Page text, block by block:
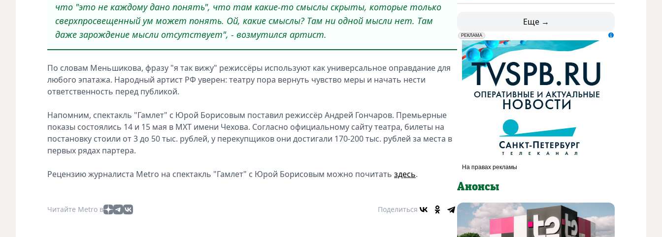
что "это не каждому дано понять", что там какие-то смыслы скрыты, которые только
сверхпросвещенный ум может понять. Ой, какие смыслы? Там ни одной мысли нет. Там
даже зарождение мысли отсутствует", - возмутился артист.
По словам Меньшикова, фразу "я так вижу" режиссёры используют как универсальное оправдание для
любого эпатажа. Народный артист РФ уверен: театру пора вернуть чувство меры и начать нести
ответственность перед публикой.
Напомним, спектакль "Гамлет" с Юрой Борисовым поставил режиссёр Андрей Гончаров. Премьерные
показы состоялись 14 и 15 мая в МХТ имени Чехова. Согласно официальному сайту театра, билеты на
постановку стоили от 3 до 50 тыс. рублей, у перекупщиков они достигали 170-200 тыс. рублей за места в
первых рядах партера.
Рецензию журналиста Metro на спектакль "Гамлет" с Юрой Борисовым можно почитать здесь.
Читайте Metro в Поделиться
Еще →
erid: LdtCK5udn
РЕКЛАМА
АО "ГАТР", ИНН: 7841320717
Анонсы